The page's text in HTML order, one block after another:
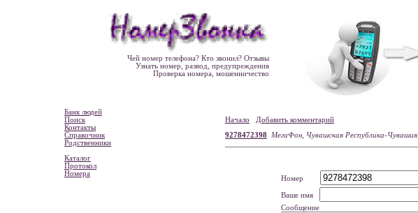
Чей номер телефона? Кто звонил? Отзывы
Узнать номер, развод, предупреждения
Проверка номера, мошенничество
Банк людей
Поиск
Контакты
Справочник
Родственники
Каталог
Протокол
Номера
Начало
Добавить комментарий
9278472398
МегаФон, Чувашская Республика-Чувашия
Номер
Ваше имя
Сообщение